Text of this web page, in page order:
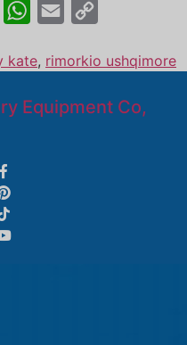
LinkedInWhatsApp
Email
kate, rimorkio ushqimore
Equipment Co,